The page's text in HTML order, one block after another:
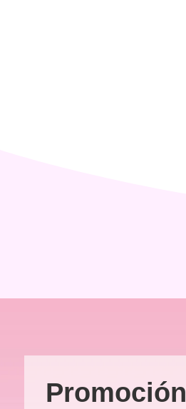
Promoción